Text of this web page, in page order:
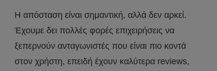
Η απόσταση είναι σημαντική, αλλά δεν αρκεί.
Έχουμε δει πολλές φορές επιχειρήσεις να
ξεπερνούν ανταγωνιστές που είναι πιο κοντά
στον χρήστη, επειδή έχουν καλύτερα reviews,